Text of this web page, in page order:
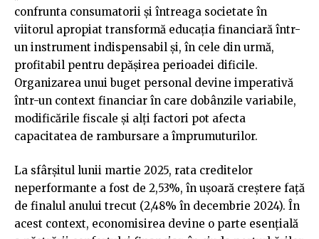
confrunta consumatorii și întreaga societate în
viitorul apropiat transformă educația financiară într-
un instrument indispensabil și, în cele din urmă,
profitabil pentru depășirea perioadei dificile.
Organizarea unui buget personal devine imperativă
într-un context financiar în care dobânzile variabile,
modificările fiscale și alți factori pot afecta
capacitatea de rambursare a împrumuturilor.
La sfârșitul lunii martie 2025, rata creditelor
neperformante a fost de 2,53%, în ușoară creștere față
de finalul anului trecut (2,48% în decembrie 2024). În
acest context, economisirea devine o parte esențială